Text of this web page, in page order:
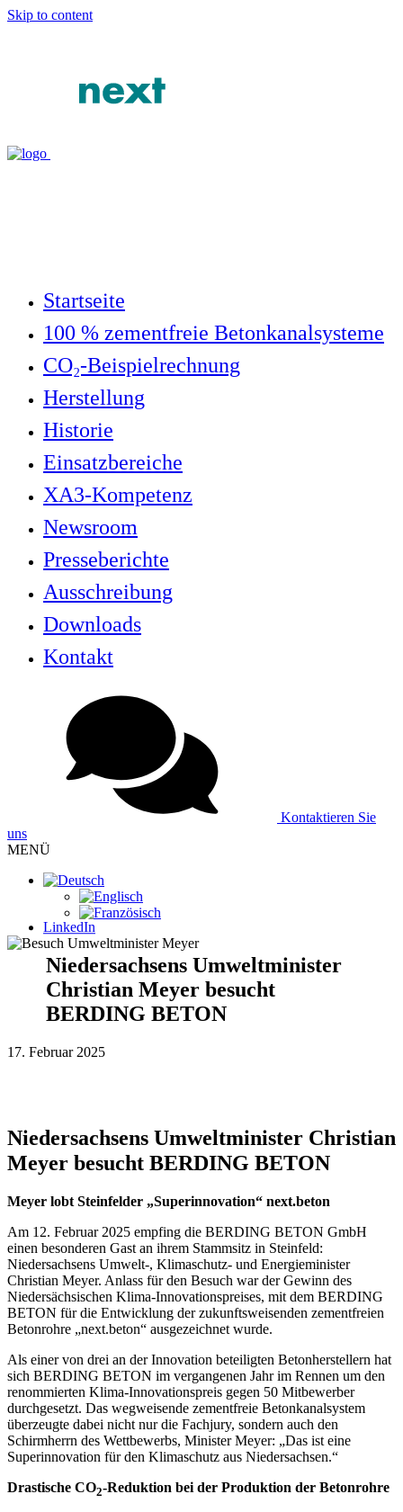
Skip to content
Startseite
100 % zementfreie Betonkanalsysteme
CO₂-Beispielrechnung
Herstellung
Historie
Einsatzbereiche
XA3-Kompetenz
Newsroom
Presseberichte
Ausschreibung
Downloads
Kontakt
Kontaktieren Sie
uns
MENÜ
LinkedIn
Niedersachsens Umweltminister
Christian Meyer besucht
BERDING BETON
17. Februar 2025
Niedersachsens Umweltminister Christian
Meyer besucht BERDING BETON
Meyer lobt Steinfelder „Superinnovation“ next.beton
Am 12. Februar 2025 empfing die BERDING BETON GmbH
einen besonderen Gast an ihrem Stammsitz in Steinfeld:
Niedersachsens Umwelt-, Klimaschutz- und Energieminister
Christian Meyer. Anlass für den Besuch war der Gewinn des
Niedersächsischen Klima-Innovationspreises, mit dem BERDING
BETON für die Entwicklung der zukunftsweisenden zementfreien
Betonrohre „next.beton“ ausgezeichnet wurde.
Als einer von drei an der Innovation beteiligten Betonherstellern hat
sich BERDING BETON im vergangenen Jahr im Rennen um den
renommierten Klima-Innovationspreis gegen 50 Mitbewerber
durchgesetzt. Das wegweisende zementfreie Betonkanalsystem
überzeugte dabei nicht nur die Fachjury, sondern auch den
Schirmherrn des Wettbewerbs, Minister Meyer: „Das ist eine
Superinnovation für den Klimaschutz aus Niedersachsen.“
Drastische CO2-Reduktion bei der Produktion der Betonrohre